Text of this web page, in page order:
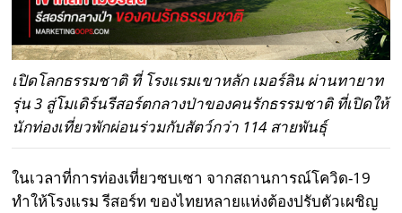
เปิดโลกธรรมชาติ ที่ โรงแรมเขาหลัก เมอร์ลิน ผ่านทายาท
รุ่น 3 สู่โมเดิร์นรีสอร์ตกลางป่าของคนรักธรรมชาติ ที่เปิดให้
นักท่องเที่ยวพักผ่อนร่วมกับสัตว์กว่า 114 สายพันธุ์
ในเวลาที่การท่องเที่ยวซบเซา จากสถานการณ์โควิด-19
ทำให้โรงแรม รีสอร์ท ของไทยหลายแห่งต้องปรับตัวเผชิญ